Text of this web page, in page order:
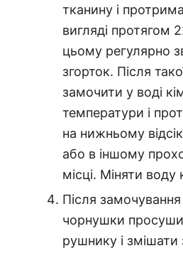
тканину і
вигляді протягом
цьому регулярно
згорток. Після
замочити у воді
температури і
на нижньому
або в іншому
місці. Міняти
Після
чорнушки
рушнику і змішати